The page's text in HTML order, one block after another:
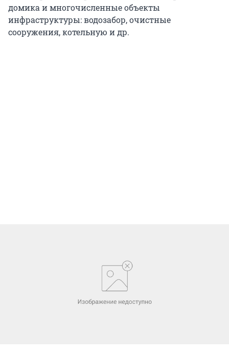
домика и многочисленные объекты
инфраструктуры: водозабор, очистные
сооружения, котельную и др.